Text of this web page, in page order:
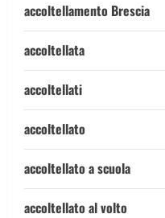
accoltellamento Brescia
accoltellata
accoltellati
accoltellato
accoltellato a scuola
accoltellato al volto